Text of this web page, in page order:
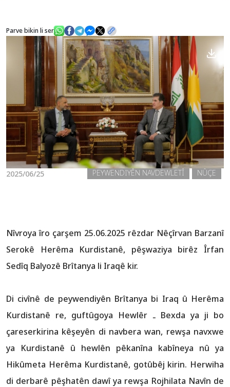
Sazî
Nûçe
Galerî
Parve bikin li ser
2025/06/25 NÛÇE
PEYWENDIYÊN NAVDEWLETÎ
Nîvroya îro çarşem 25.06.2025 rêzdar Nêçîrvan Barzanî
Serokê Herêma Kurdistanê, pêşwaziya birêz Îrfan
Sedîq Balyozê Brîtanya li Iraqê kir.
Di civînê de peywendiyên Brîtanya bi Iraq û Herêma
Kurdistanê re, guftûgoya Hewlêr ـ Bexda ya ji bo
çareserkirina kêşeyên di navbera wan, rewşa navxwe
ya Kurdistanê û hewlên pêkanîna kabîneya nû ya
Hikûmeta Herêma Kurdistanê, gotûbêj kirin. Herwiha
di derbarê pêşhatên dawî ya rewşa Rojhilata Navîn de